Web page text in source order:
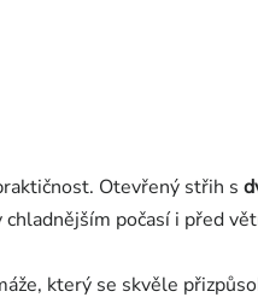
Otevřený střih s
chladnějším počasí i před
který se skvěle